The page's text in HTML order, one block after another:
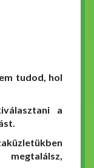
tudod, hol
a
megtalálsz,